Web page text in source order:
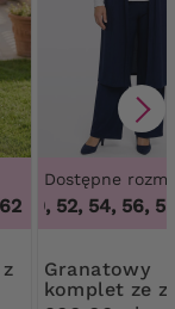
56, 58, 60, 62, 64
Dostępne
50, 52, 54, 56,
Granatowy
komplet ze